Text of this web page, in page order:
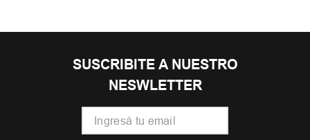
SUSCRIBITE A NUESTRO
NESWLETTER